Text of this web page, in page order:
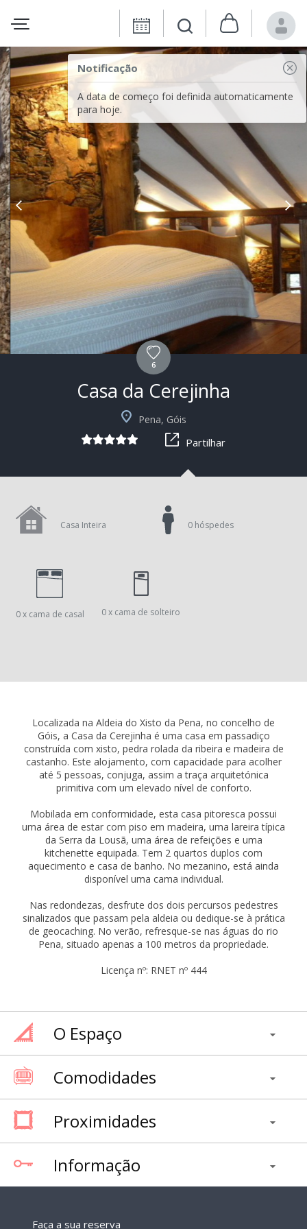
Notificação
A data de começo foi definida automaticamente
para hoje.
6
Casa da Cerejinha
Pena, Góis
Partilhar
Casa Inteira
0 x cama de casal 0 x cama de solteiro
0 hóspedes
Localizada na Aldeia do Xisto da Pena, no concelho de
Góis, a Casa da Cerejinha é uma casa em passadiço
construída com xisto, pedra rolada da ribeira e madeira de
castanho. Este alojamento, com capacidade para acolher
até 5 pessoas, conjuga, assim a traça arquitetónica
primitiva com um elevado nível de conforto.
Mobilada em conformidade, esta casa pitoresca possui
uma área de estar com piso em madeira, uma lareira típica
da Serra da Lousã, uma área de refeições e uma
kitchenette equipada. Tem 2 quartos duplos com
aquecimento e casa de banho. No mezanino, está ainda
disponível uma cama individual.
Nas redondezas, desfrute dos dois percursos pedestres
sinalizados que passam pela aldeia ou dedique-se à prática
de geocaching. No verão, refresque-se nas águas do rio
Pena, situado apenas a 100 metros da propriedade.
Licença nº: RNET nº 444
O Espaço
Comodidades
Proximidades
Informação
Faça a sua reserva